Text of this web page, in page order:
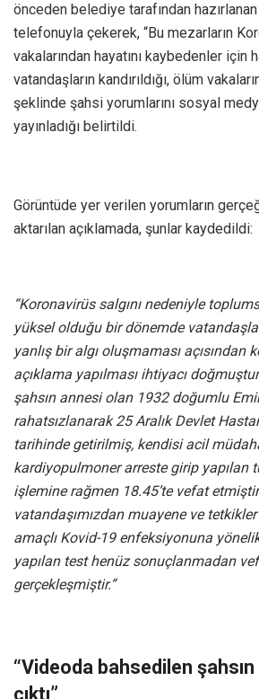
önceden belediye tarafından
telefonuyla çekerek, “Bu mezarların
vakalarından hayatını kaybedenler için
vatandaşların kandırıldığı, ölüm
şeklinde şahsi yorumlarını sosyal
yayınladığı belirtildi.
Görüntüde yer verilen yorumların
aktarılan açıklamada, şunlar kaydedildi:
“Koronavirüs salgını nedeniyle
yüksel olduğu bir dönemde
yanlış bir algı oluşmaması açısından
açıklama yapılması ihtiyacı
şahsın annesi olan 1932 doğumlu
rahatsızlanarak 25 Aralık Devlet
tarihinde getirilmiş, kendisi acil
kardiyopulmoner arreste girip yapılan
işlemine rağmen 18.45’te vefat
vatandaşımızdan muayene ve
amaçlı Kovid-19 enfeksiyonuna
yapılan test henüz sonuçlanmadan
gerçekleşmiştir.”
“Videoda bahsedilen
çıktı”